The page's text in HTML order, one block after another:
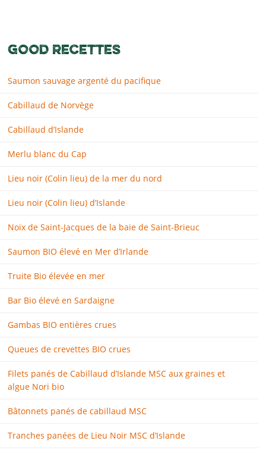
GOOD RECETTES
Saumon sauvage argenté du pacifique
Cabillaud de Norvège
Cabillaud d’Islande
Merlu blanc du Cap
Lieu noir (Colin lieu) de la mer du nord
Lieu noir (Colin lieu) d’Islande
Noix de Saint-Jacques de la baie de Saint-Brieuc
Saumon BIO élevé en Mer d’Irlande
Truite Bio élevée en mer
Bar Bio élevé en Sardaigne
Gambas BIO entières crues
Queues de crevettes BIO crues
Filets panés de Cabillaud d’Islande MSC aux graines et
algue Nori bio
Bâtonnets panés de cabillaud MSC
Tranches panées de Lieu Noir MSC d’Islande